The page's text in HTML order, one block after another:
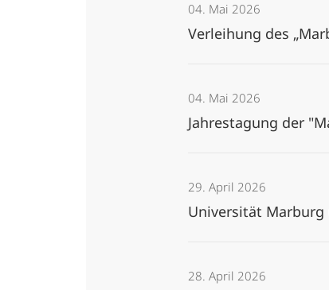
04. Mai 2026
Verleihung des
04. Mai 2026
Jahrestagung der
29. April 2026
Universität Marburg
28. April 2026